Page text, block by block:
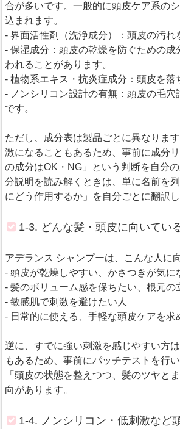
合が多いです。一般的に頭皮ケア系の
込まれます。
- 界面活性剤（洗浄成分）：頭皮の汚れ
- 保湿成分：頭皮の乾燥を防ぐための
われることがあります。
- 植物系エキス・抗炎症成分：頭皮を落
- ノンシリコン設計の有無：頭皮の毛
です。
ただし、成分表は製品ごとに異なりま
激になることもあるため、事前に成分
の成分はOK・NG」という判断を自分
分説明を読み解くときは、単に名前を
にどう作用するか」を自分ごとに翻訳
1-3. どんな髪・頭皮に向いてい
アデランス シャンプーは、こんな人に
- 頭皮が乾燥しやすい、かさつきが気に
- 髪のボリューム感を保ちたい、根元の
- 敏感肌で刺激を避けたい人
- 日常的に使える、手軽な頭皮ケアを求
逆に、すでに強い刺激を感じやすい方
もあるため、事前にパッチテストを行
「頭皮の状態を整えつつ、髪のツヤと
向があります。
1-4. ノンシリコン・低刺激など